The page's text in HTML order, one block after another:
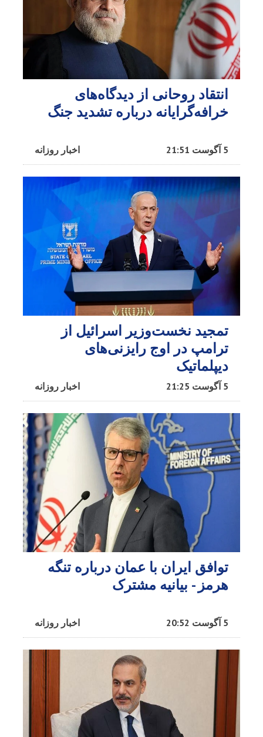
انتقاد روحانی از دیدگاه‌های
خرافه‌گرایانه درباره تشدید جنگ
اخبار روزانه 5 آگوست 21:51
تمجید نخست‌وزیر اسرائیل از
ترامپ در اوج رایزنی‌های
دیپلماتیک
اخبار روزانه 5 آگوست 21:25
توافق ایران با عمان درباره تنگه
هرمز - بیانیه مشترک
اخبار روزانه 5 آگوست 20:52